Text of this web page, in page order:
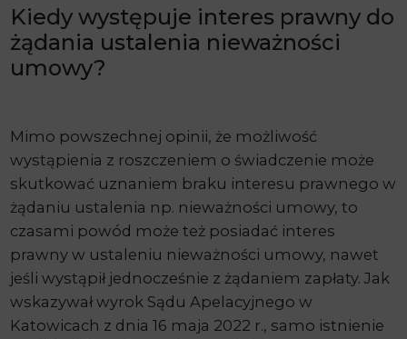
Kiedy występuje interes prawny do
żądania ustalenia nieważności
umowy?
Mimo powszechnej opinii, że możliwość
wystąpienia z roszczeniem o świadczenie może
skutkować uznaniem braku interesu prawnego w
żądaniu ustalenia np. nieważności umowy, to
czasami powód może też posiadać interes
prawny w ustaleniu nieważności umowy, nawet
jeśli wystąpił jednocześnie z żądaniem zapłaty. Jak
wskazywał wyrok Sądu Apelacyjnego w
Katowicach z dnia 16 maja 2022 r., samo istnienie